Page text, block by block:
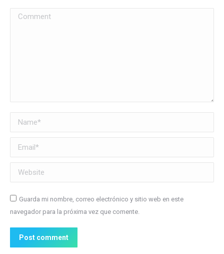
Comment
Name *
Email *
Website
Guarda mi nombre, correo electrónico y sitio web en este
navegador para la próxima vez que comente.
Post comment